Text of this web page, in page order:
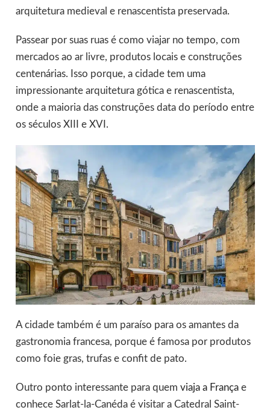
arquitetura medieval e renascentista preservada.
Passear por suas ruas é como viajar no tempo, com
mercados ao ar livre, produtos locais e construções
centenárias. Isso porque, a cidade tem uma
impressionante arquitetura gótica e renascentista,
onde a maioria das construções data do período entre
os séculos XIII e XVI.
A cidade também é um paraíso para os amantes da
gastronomia francesa, porque é famosa por produtos
como foie gras, trufas e confit de pato.
Outro ponto interessante para quem viaja a Françae
conhece Sarlat-la-Canéda é visitar a Catedral Saint-